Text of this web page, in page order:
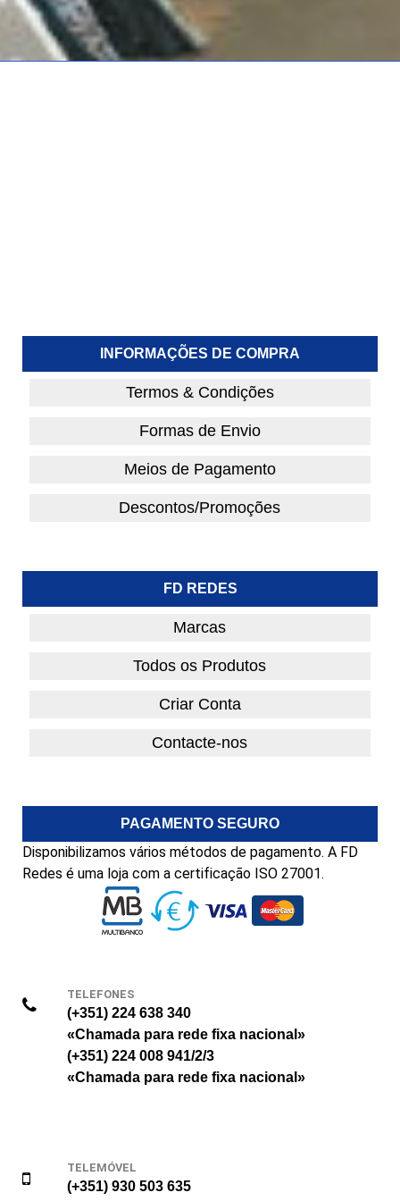
INFORMAÇÕES DE COMPRA
Termos & Condições
Formas de Envio
Meios de Pagamento
Descontos/Promoções
FD REDES
Marcas
Todos os Produtos
Criar Conta
Contacte-nos
PAGAMENTO SEGURO
Disponibilizamos vários métodos de pagamento. A FD
Redes é uma loja com a certificação ISO 27001.
TELEFONES
(+351) 224 638 340
«Chamada para rede fixa nacional»
(+351) 224 008 941/2/3
«Chamada para rede fixa nacional»
TELEMÓVEL
(+351) 930 503 635